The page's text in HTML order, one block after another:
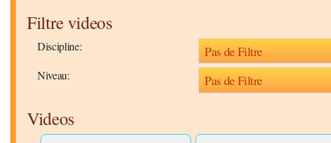
Filtre videos
Discipline:
Niveau:
Videos